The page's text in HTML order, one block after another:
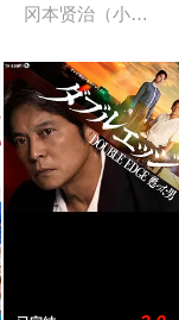
系的文原一良与
冈本贤治（小栗旬